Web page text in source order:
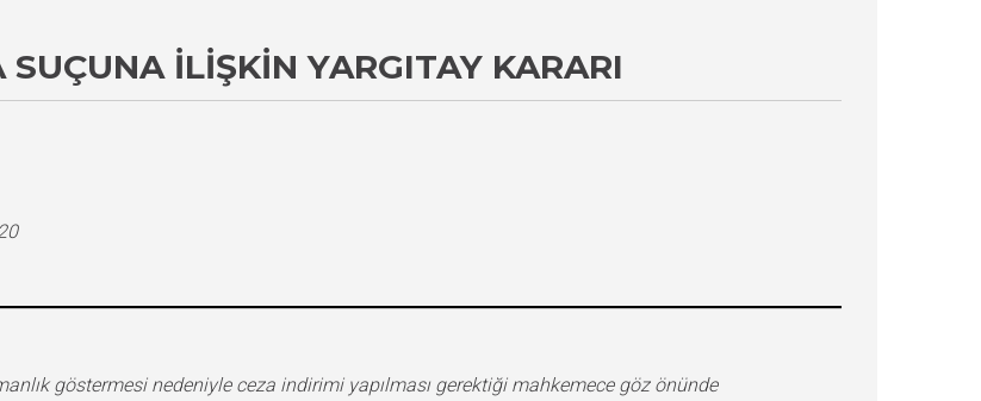
İLIŞKIN YARGITAY KARARI
göstermesi nedeniyle ceza indirimi yapılması gerektiği mahkemece göz önünde